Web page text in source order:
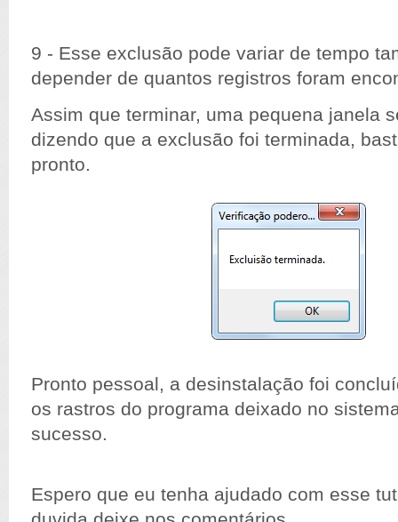
9 - Esse exclusão pode variar de tempo
depender de quantos registros foram
Assim que terminar, uma pequena janela
dizendo que a exclusão foi terminada,
pronto.
Pronto pessoal, a desinstalação foi
os rastros do programa deixado no
sucesso.
Espero que eu tenha ajudado com esse